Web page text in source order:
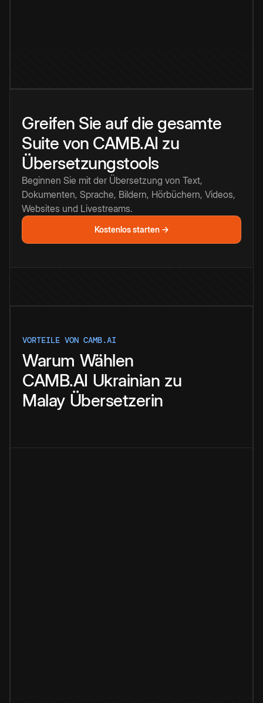
Greifen Sie auf die gesamte
Suite von CAMB.AI zu
Übersetzungstools
Beginnen Sie mit der Übersetzung von Text,
Dokumenten, Sprache, Bildern, Hörbüchern, Videos,
Websites und Livestreams.
Kostenlos starten →
VORTEILE VON CAMB.AI
Warum Wählen
CAMB.AI Ukrainian zu
Malay Übersetzerin